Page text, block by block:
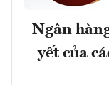
Ngân
yết của